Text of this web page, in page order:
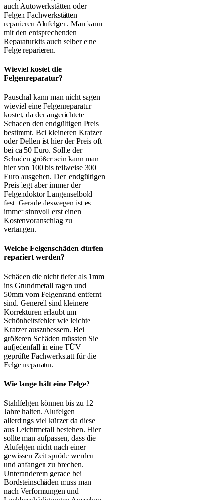
auch Autowerkstätten oder
Felgen Fachwerkstätten
reparieren Alufelgen. Man kann
mit den entsprechenden
Reparaturkits auch selber eine
Felge reparieren.
Wieviel kostet die
Felgenreparatur?
Pauschal kann man nicht sagen
wieviel eine Felgenreparatur
kostet, da der angerichtete
Schaden den endgültigen Preis
bestimmt. Bei kleineren Kratzer
oder Dellen ist hier der Preis oft
bei ca 50 Euro. Sollte der
Schaden größer sein kann man
hier von 100 bis teilweise 300
Euro ausgehen. Den endgültigen
Preis legt aber immer der
Felgendoktor Langenselbold
fest. Gerade deswegen ist es
immer sinnvoll erst einen
Kostenvoranschlag zu
verlangen.
Welche Felgenschäden dürfen
repariert werden?
Schäden die nicht tiefer als 1mm
ins Grundmetall ragen und
50mm vom Felgenrand entfernt
sind. Generell sind kleinere
Korrekturen erlaubt um
Schönheitsfehler wie leichte
Kratzer auszubessern. Bei
größeren Schäden müssten Sie
aufjedenfall in eine TÜV
geprüfte Fachwerkstatt für die
Felgenreparatur.
Wie lange hält eine Felge?
Stahlfelgen können bis zu 12
Jahre halten. Alufelgen
allerdings viel kürzer da diese
aus Leichtmetall bestehen. Hier
sollte man aufpassen, dass die
Alufelgen nicht nach einer
gewissen Zeit spröde werden
und anfangen zu brechen.
Unteranderem gerade bei
Bordsteinschäden muss man
nach Verformungen und